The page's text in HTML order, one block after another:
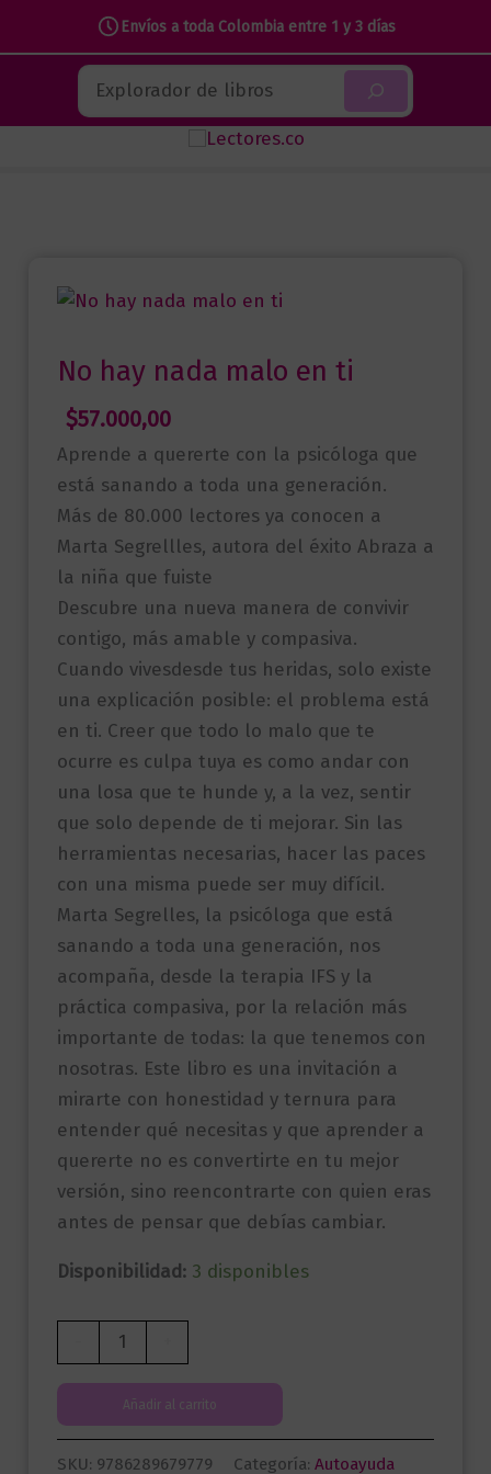
Envíos a toda Colombia entre 1 y 3 días
contenido
Buscar
No hay nada malo en ti
$57.000,00
Aprende a quererte con la psicóloga que
está sanando a toda una generación.
Más de 80.000 lectores ya conocen a
Marta Segrellles, autora del éxito Abraza a
la niña que fuiste
Descubre una nueva manera de convivir
contigo, más amable y compasiva.
Cuando vivesdesde tus heridas, solo existe
una explicación posible: el problema está
en ti. Creer que todo lo malo que te
ocurre es culpa tuya es como andar con
una losa que te hunde y, a la vez, sentir
que solo depende de ti mejorar. Sin las
herramientas necesarias, hacer las paces
con una misma puede ser muy difícil.
Marta Segrelles, la psicóloga que está
sanando a toda una generación, nos
acompaña, desde la terapia IFS y la
práctica compasiva, por la relación más
importante de todas: la que tenemos con
nosotras. Este libro es una invitación a
mirarte con honestidad y ternura para
entender qué necesitas y que aprender a
quererte no es convertirte en tu mejor
versión, sino reencontrarte con quien eras
antes de pensar que debías cambiar.
Disponibilidad: 3 disponibles
hay
nada
malo
en
Añadir al carrito
SKU: 9786289679779 Categoría: Autoayuda
malo